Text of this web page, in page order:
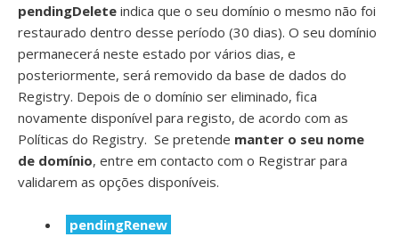
pendingDelete indica que o seu domínio o mesmo não foi
restaurado dentro desse período (30 dias). O seu domínio
permanecerá neste estado por vários dias, e
posteriormente, será removido da base de dados do
Registry. Depois de o domínio ser eliminado, fica
novamente disponível para registo, de acordo com as
Políticas do Registry. Se pretende manter o seu nome
de domínio, entre em contacto com o Registrar para
validarem as opções disponíveis.
pendingRenew